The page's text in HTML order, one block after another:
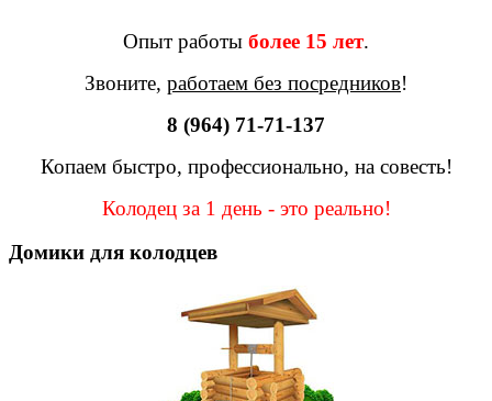
Опыт работы более 15 лет.
Звоните, работаем без посредников!
8 (964) 71-71-137
Копаем быстро, профессионально, на совесть!
Колодец за 1 день - это реально!
Домики для колодцев